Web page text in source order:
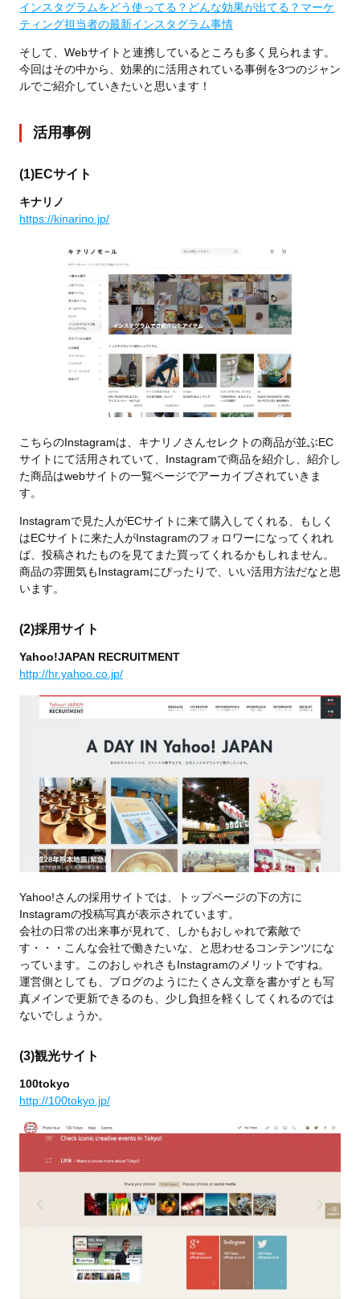
インスタグラムをどう使ってる？どんな効果が出てる？マーケ
ティング担当者の最新インスタグラム事情
そして、Webサイトと連携しているところも多く見られます。
今回はその中から、効果的に活用されている事例を3つのジャン
ルでご紹介していきたいと思います！
活用事例
(1)ECサイト
キナリノ
https://kinarino.jp/
こちらのInstagramは、キナリノさんセレクトの商品が並ぶEC
サイトにて活用されていて、Instagramで商品を紹介し、紹介し
た商品はwebサイトの一覧ページでアーカイブされていきま
す。
Instagramで見た人がECサイトに来て購入してくれる、もしく
はECサイトに来た人がInstagramのフォロワーになってくれれ
ば、投稿されたものを見てまた買ってくれるかもしれません。
商品の雰囲気もInstagramにぴったりで、いい活用方法だなと思
います。
(2)採用サイト
Yahoo!JAPAN RECRUITMENT
http://hr.yahoo.co.jp/
Yahoo!さんの採用サイトでは、トップページの下の方に
Instagramの投稿写真が表示されています。
会社の日常の出来事が見れて、しかもおしゃれで素敵で
す・・・こんな会社で働きたいな、と思わせるコンテンツにな
っています。このおしゃれさもInstagramのメリットですね。
運営側としても、ブログのようにたくさん文章を書かずとも写
真メインで更新できるのも、少し負担を軽くしてくれるのでは
ないでしょうか。
(3)観光サイト
100tokyo
http://100tokyo.jp/